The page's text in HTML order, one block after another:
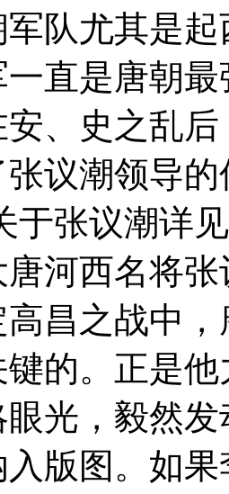
队尤其是
一直是唐朝
、史之乱
议潮领导
于张议潮详
唐河西名将
昌之战中
的。正是
光，毅然
版图。如